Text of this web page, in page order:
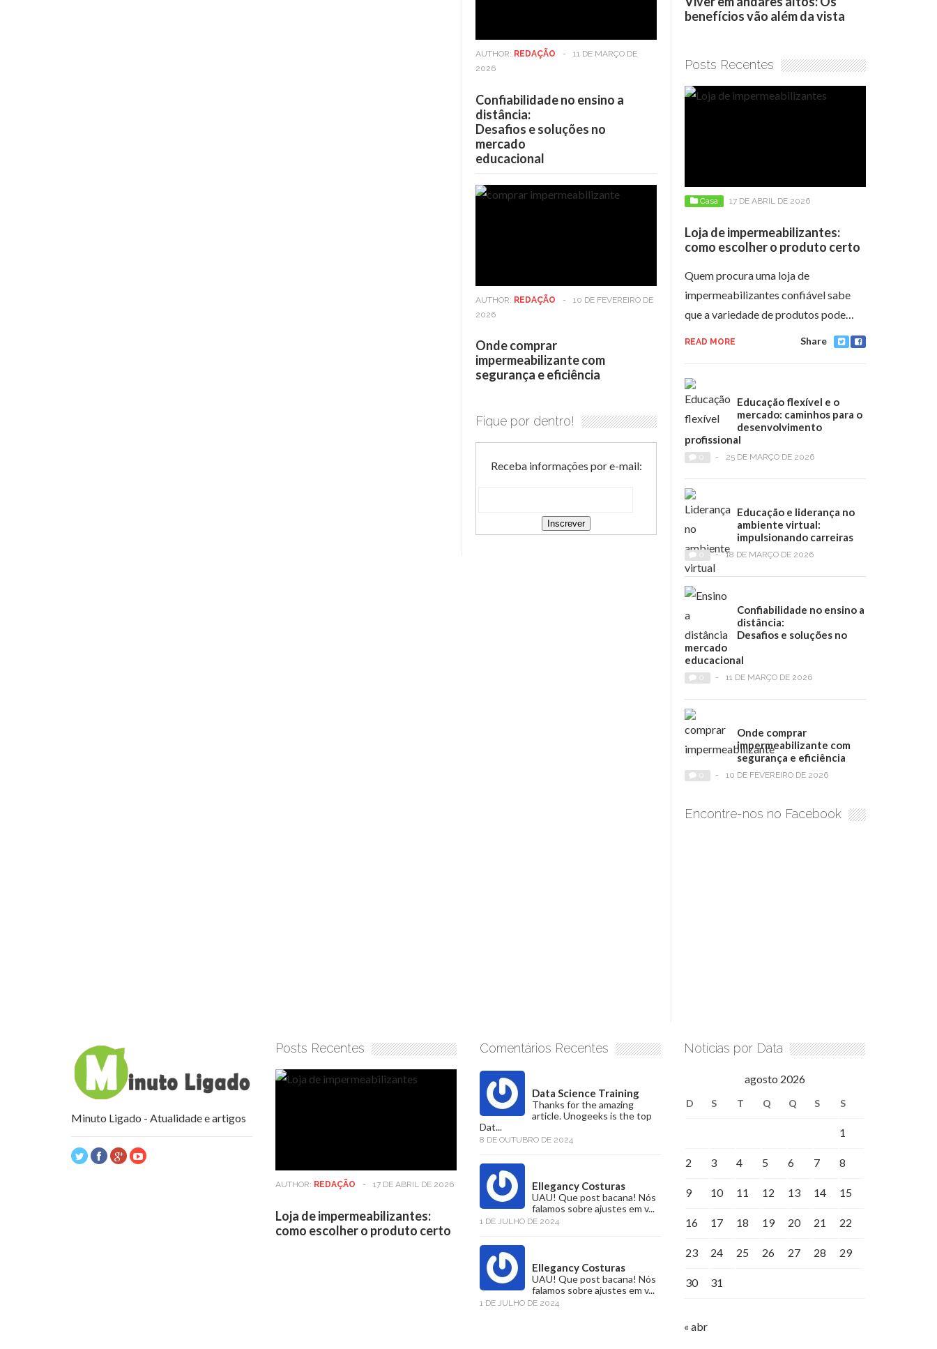
AUTHOR: REDAÇÃO -
11 DE MARÇO DE
2026
Confiabilidade no ensino a
distância:
Desafios e soluções no
mercado
educacional
AUTHOR: REDAÇÃO -
10 DE FEVEREIRO DE
2026
Onde comprar
impermeabilizante com
segurança e eficiência
Fique por dentro!
Receba informações por e-mail:
benefícios vão além da vista
como escolher o produto
Posts Recentes
Casa 17 DE ABRIL DE 2026
Loja de impermeabilizantes:
como escolher o produto certo
Quem procura uma loja de
impermeabilizantes confiável sabe
que a variedade de produtos pode…
READ MORE Share
Educação flexível e o
mercado: caminhos para o
desenvolvimento
profissional
- 25 DE MARÇO DE 2026
Educação e liderança no
ambiente virtual:
impulsionando carreiras
- 18 DE MARÇO DE 2026
Confiabilidade no ensino a
distância:
Desafios e soluções no
mercado
educacional
- 11 DE MARÇO DE 2026
Onde comprar
impermeabilizante com
segurança e eficiência
- 10 DE FEVEREIRO DE 2026
Encontre-nos no Facebook
Minuto Ligado - Atualidade e artigos
Posts Recentes
AUTHOR: REDAÇÃO - 17 DE ABRIL DE 2026
Loja de impermeabilizantes:
como escolher o produto certo
Comentários Recentes
Data Science Training
Thanks for the amazing
article. Unogeeks is the top
Dat...
8 DE OUTUBRO DE 2024
Ellegancy Costuras
UAU! Que post bacana! Nós
falamos sobre ajustes em v...
1 DE JULHO DE 2024
Ellegancy Costuras
UAU! Que post bacana! Nós
falamos sobre ajustes em v...
1 DE JULHO DE 2024
Notícias por Data
agosto 2026
D S T Q Q S S
1
2 3 4 5 6 7 8
9 10 11 12 13 14 15
16 17 18 19 20 21 22
23 24 25 26 27 28 29
30 31
« abr